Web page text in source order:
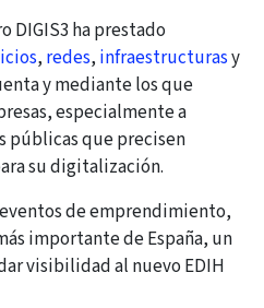
DIGIS3 ha prestado
, redes, infraestructurasy
y mediante los que
especialmente a
públicas que precisen
su digitalización.
de emprendimiento,
importante de España, un
visibilidad al nuevo EDIH